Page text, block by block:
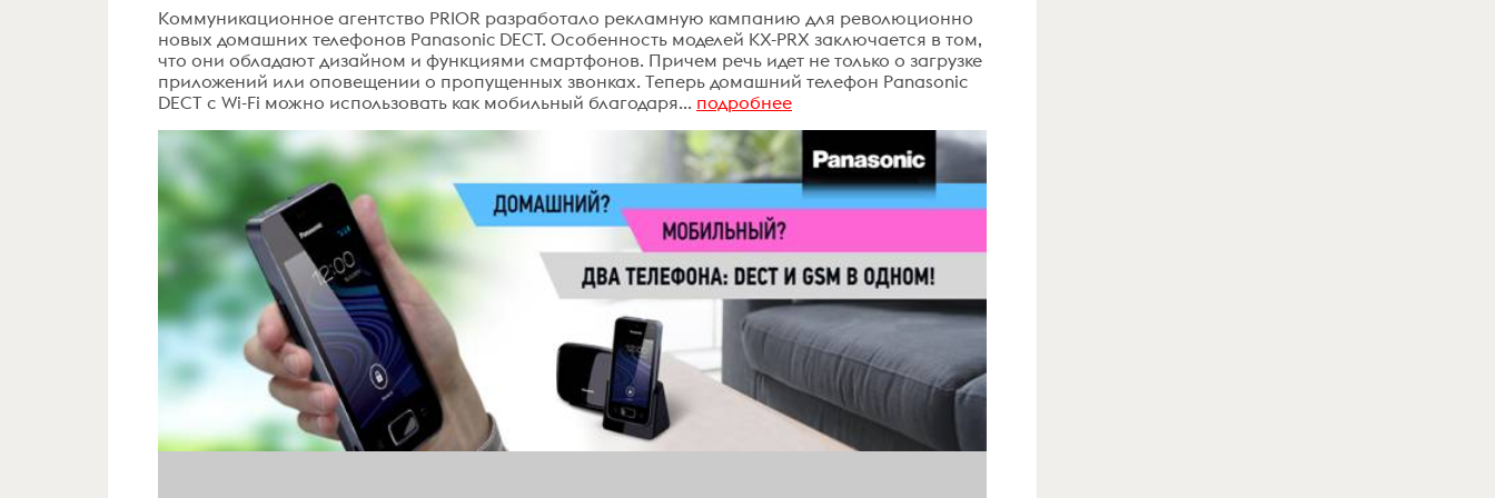
Коммуникационное агентство PRIOR разработало рекламную кампанию для революционно
новых домашних телефонов Panasonic DECT. Особенность моделей KX-PRX заключается в том,
что они обладают дизайном и функциями смартфонов. Причем речь идет не только о загрузке
приложений или оповещении о пропущенных звонках. Теперь домашний телефон Panasonic
DECT с Wi-Fi можно использовать как мобильный благодаря... подробнее